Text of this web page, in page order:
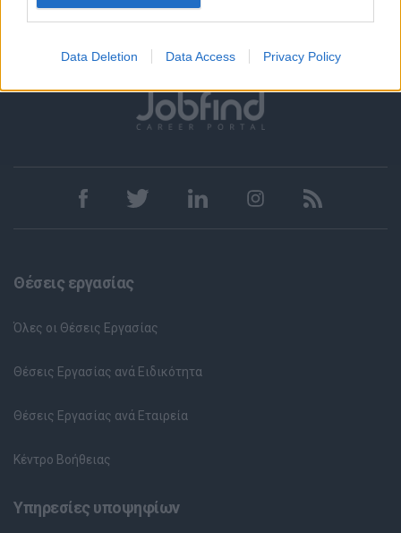
Data Deletion Data Access Privacy Policy
Θέσεις εργασίας
Όλες οι Θέσεις Εργασίας
Θέσεις Εργασίας ανά Ειδικότητα
Θέσεις Εργασίας ανά Εταιρεία
Κέντρο Βοήθειας
Υπηρεσίες υποψηφίων